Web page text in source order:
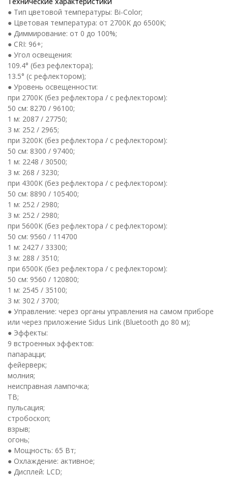
● Тип цветовой температуры: Bi-Color;
● Цветовая температура: от 2700K до 6500K;
● Диммирование: от 0 до 100%;
● CRI: 96+;
● Угол освещения:
109.4° (без рефлектора);
13.5° (с рефлектором);
● Уровень освещенности:
при 2700К (без рефлектора / с рефлектором):
50 см: 8270 / 96100;
1 м: 2087 / 27750;
3 м: 252 / 2965;
при 3200К (без рефлектора / с рефлектором):
50 см: 8300 / 97400;
1 м: 2248 / 30500;
3 м: 268 / 3230;
при 4300К (без рефлектора / с рефлектором):
50 см: 8890 / 105400;
1 м: 252 / 2980;
3 м: 252 / 2980;
при 5600К (без рефлектора / с рефлектором):
50 см: 9560 / 114700
1 м: 2427 / 33300;
3 м: 288 / 3510;
при 6500К (без рефлектора / с рефлектором):
50 см: 9560 / 120800;
1 м: 2545 / 35100;
3 м: 302 / 3700;
● Управление: через органы управления на самом приборе
или через приложение Sidus Link (Bluetooth до 80 м);
● Эффекты:
9 встроенных эффектов:
папарацци;
фейерверк;
молния;
неисправная лампочка;
ТВ;
пульсация;
стробоскоп;
взрыв;
огонь;
● Мощность: 65 Вт;
● Охлаждение: активное;
● Дисплей: LCD;